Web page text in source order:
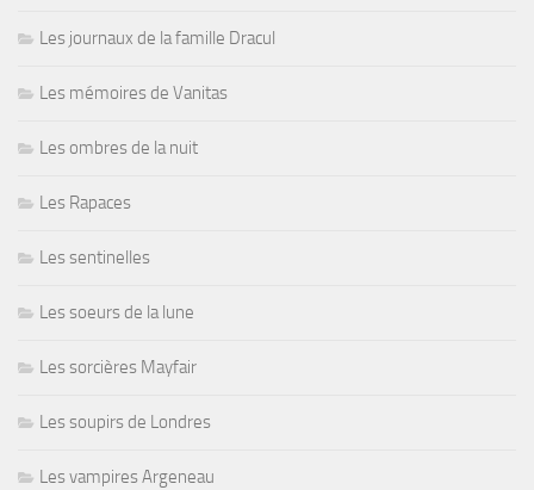
Les journaux de la famille Dracul
Les mémoires de Vanitas
Les ombres de la nuit
Les Rapaces
Les sentinelles
Les soeurs de la lune
Les sorcières Mayfair
Les soupirs de Londres
Les vampires Argeneau